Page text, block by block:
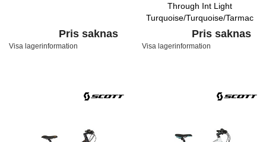
Pris saknas
Visa lagerinformation
Through Int Light
Turquoise/Turquoise/Tarmac
Black
Pris saknas
Visa lagerinformation